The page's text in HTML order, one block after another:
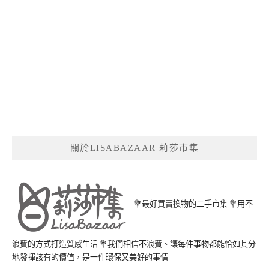
關於LISABAZAAR 莉莎市集
💐最好買賣換物的二手市集 💐用不
浪費的方式打造質感生活 💐我們相信不浪費、讓每件事物都能恰如其分
地發揮該有的價值，是一件環保又美好的事情